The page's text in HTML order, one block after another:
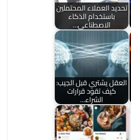
تحديد العملاء المحتملين
باستخدام الذكاء
الاصطناعي…
العقل يشتري قبل الجيب:
كيف تقود قرارات
الشراء…